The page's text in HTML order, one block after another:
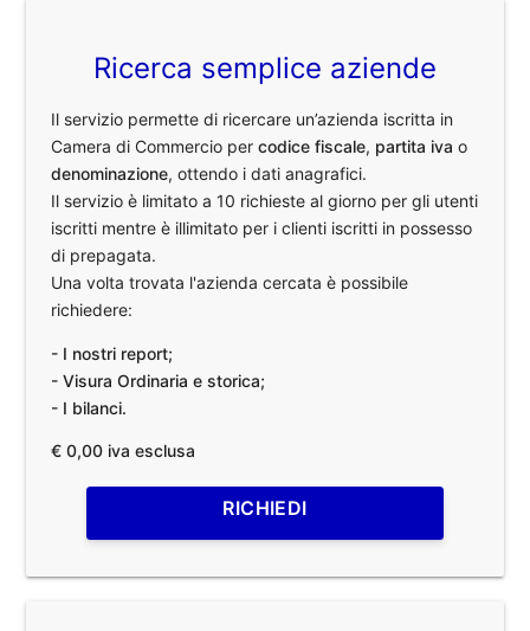
Ricerca semplice aziende
Il servizio permette di ricercare un’azienda iscritta in
Camera di Commercio percodice fiscale, partita iva o
denominazione, ottendo i dati anagrafici.
Il servizio è limitato a 10 richieste al giorno per gli utenti
iscritti mentre è illimitato per i clienti iscritti in possesso
di prepagata.
Una volta trovata l'azienda cercata è possibile
richiedere:
- I nostri report;
- Visura Ordinaria e storica;
- I bilanci.
€ 0,00 iva esclusa
RICHIEDI